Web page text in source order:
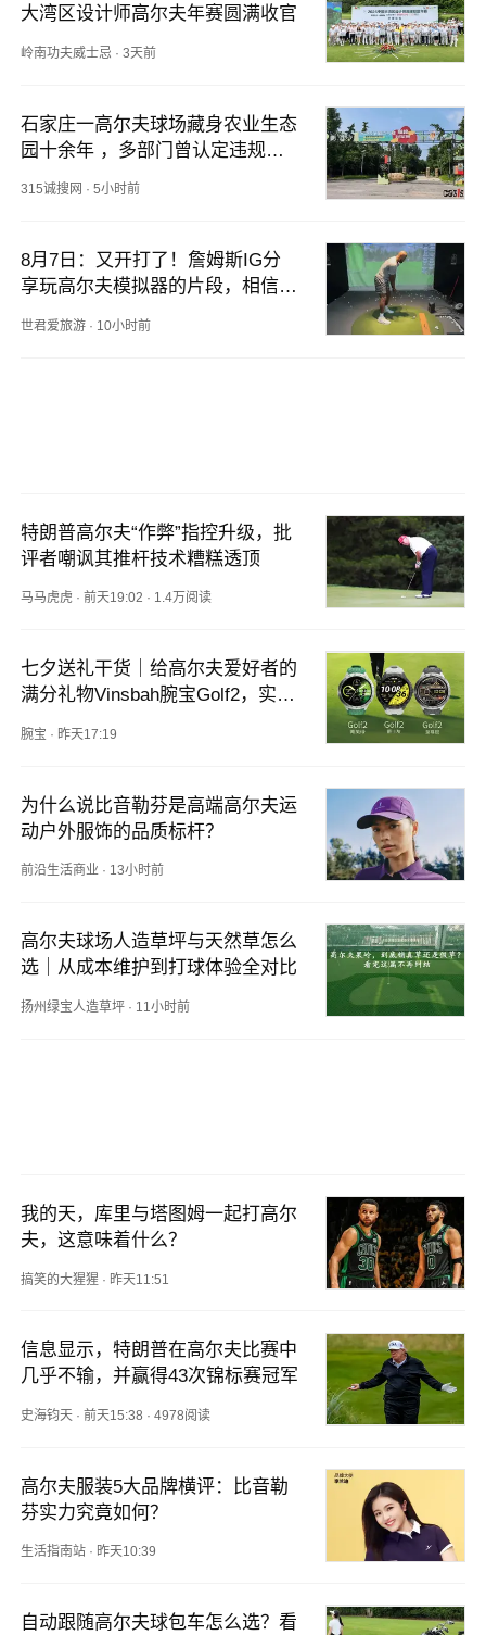
大湾区设计师高尔夫年赛圆满收官
岭南功夫威士忌 ·3天前
石家庄一高尔夫球场藏身农业生态
园十余年 ，多部门曾认定违规却
315诚搜网 ·5小时前
8月7日：又开打了！詹姆斯IG分
享玩高尔夫模拟器的片段，相信过
世君爱旅游 · 10小时前
特朗普高尔夫“作弊”指控升级，批
评者嘲讽其推杆技术糟糕透顶
马马虎虎 ·前天19:02 · 1.4万阅读
七夕送礼干货｜给高尔夫爱好者的
满分礼物Vinsbah腕宝Golf2，实用
腕宝 · 昨天17:19
为什么说比音勒芬是高端高尔夫运
动户外服饰的品质标杆？
前沿生活商业 · 13小时前
高尔夫球场人造草坪与天然草怎么
选｜从成本维护到打球体验全对比
扬州绿宝人造草坪 · 11小时前
我的天，库里与塔图姆一起打高尔
夫，这意味着什么？
搞笑的大猩猩 · 昨天11:51
信息显示，特朗普在高尔夫比赛中
几乎不输，并赢得43次锦标赛冠军
史海钧天 ·前天15:38 ·4978阅读
高尔夫服装5大品牌横评：比音勒
芬实力究竟如何？
生活指南站 · 昨天10:39
自动跟随高尔夫球包车怎么选？看